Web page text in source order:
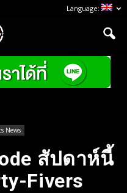
Language:
News
สัปดาห์นี้
Fivers